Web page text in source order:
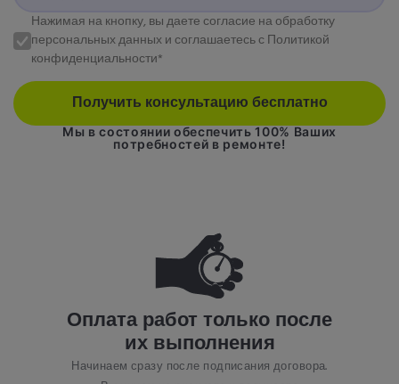
Нажимая на кнопку, вы даете согласие на обработку
персональных данных и соглашаетесь с Политикой
конфиденциальности*
Получить консультацию бесплатно
Мы в состоянии обеспечить 100% Ваших
потребностей в ремонте!
Оплата работ только после
их выполнения
Начинаем сразу после подписания договора.